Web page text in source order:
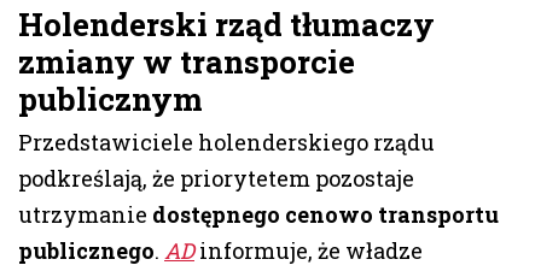
Holenderski rząd tłumaczy
zmiany w transporcie
publicznym
Przedstawiciele holenderskiego rządu
podkreślają, że priorytetem pozostaje
utrzymanie dostępnego cenowo transportu
publicznego. ADinformuje, że władze